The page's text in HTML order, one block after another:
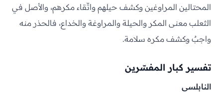
المحتالين المراوغين وكشف حيلهم واتّقاء مكرهم، والأصل في
الثعلب معنى المكر والحيلة والمراوغة والخداع، فالحذر منه
واجبٌ وكشف مكره سلامة.
تفسير كبار المفسّرين
النابلسي